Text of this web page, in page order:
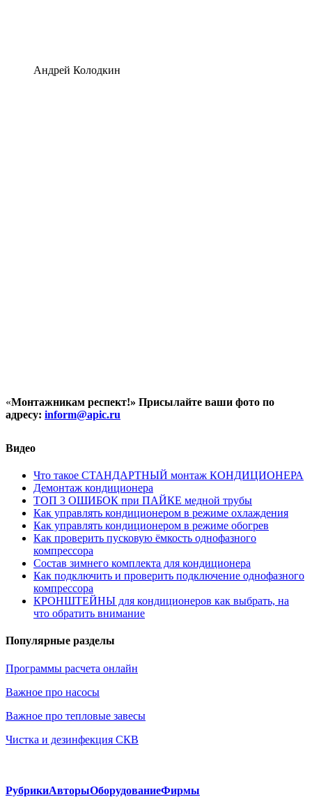
Андрей Колодкин
«Монтажникам респект!» Присылайте ваши фото по
адресу: inform@apic.ru
Видео
Что такое СТАНДАРТНЫЙ монтаж КОНДИЦИОНЕРА
Демонтаж кондиционера
ТОП 3 ОШИБОК при ПАЙКЕ медной трубы
Как управлять кондиционером в режиме охлаждения
Как управлять кондиционером в режиме обогрев
Как проверить пусковую ёмкость однофазного
компрессора
Состав зимнего комплекта для кондиционера
Как подключить и проверить подключение однофазного
компрессора
КРОНШТЕЙНЫ для кондиционеров как выбрать, на
что обратить внимание
Популярные разделы
Программы расчета онлайн
Важное про насосы
Важное про тепловые завесы
Чистка и дезинфекция СКВ
РубрикиАвторыОборудованиеФирмы